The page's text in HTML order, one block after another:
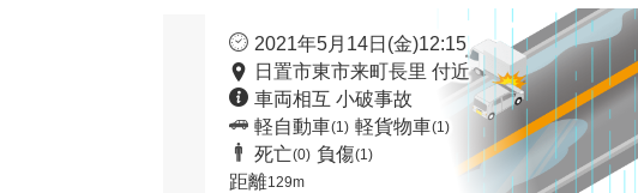
2021年5月14日(金)12:15
日置市東市来町長里 付近
車両相互 小破事故
軽自動車(1) 軽貨物車(1)
死亡(0) 負傷(1)
距離129m